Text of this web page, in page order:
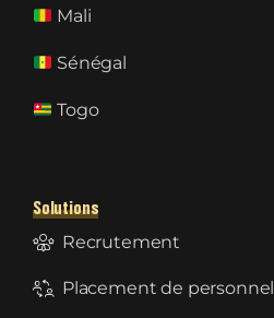
Mali
Sénégal
Togo
Solutions
Recrutement
Placement de personnel